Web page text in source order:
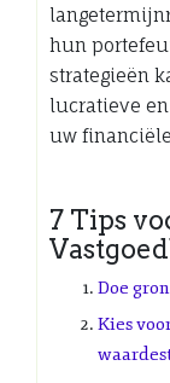
hun
strategieën
lucratieve
uw
7 Tips
Doe
Kies